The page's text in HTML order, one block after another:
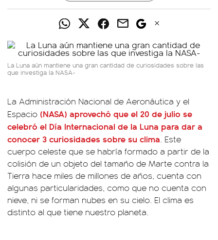
La Luna aún mantiene una gran cantidad de curiosidades sobre las
que investiga la NASA-
La Administración Nacional de Aeronáutica y el
Espacio (NASA) aprovechó que el 20 de julio se
celebró el Día Internacional de la Luna para dar a
conocer 3 curiosidades sobre su clima. Este
cuerpo celeste que se habría formado a partir de la
colisión de un objeto del tamaño de Marte contra la
Tierra hace miles de millones de años, cuenta con
algunas particularidades, como que no cuenta con
nieve, ni se forman nubes en su cielo. El clima es
distinto al que tiene nuestro planeta.